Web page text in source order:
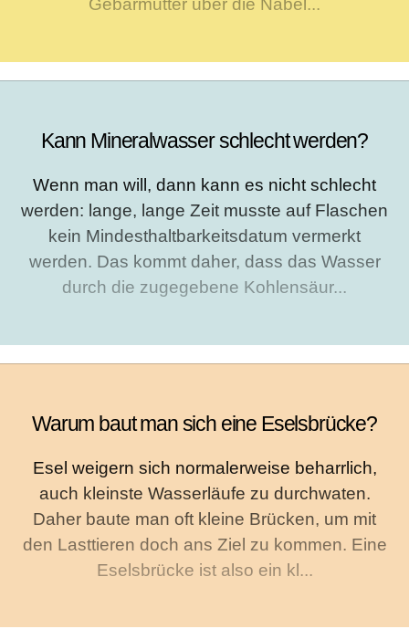
Gebärmutter über die Nabel...
Kann Mineralwasser schlecht werden?
Wenn man will, dann kann es nicht schlecht
werden: lange, lange Zeit musste auf Flaschen
kein Mindesthaltbarkeitsdatum vermerkt
werden. Das kommt daher, dass das Wasser
durch die zugegebene Kohlensäur...
Warum baut man sich eine Eselsbrücke?
Esel weigern sich normalerweise beharrlich,
auch kleinste Wasserläufe zu durchwaten.
Daher baute man oft kleine Brücken, um mit
den Lasttieren doch ans Ziel zu kommen. Eine
Eselsbrücke ist also ein kl...